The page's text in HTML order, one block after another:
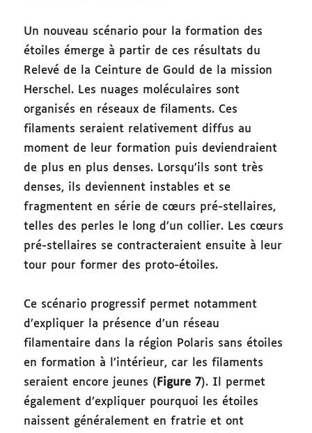
Un nouveau scénario pour la formation des
étoiles émerge à partir de ces résultats du
Relevé de la Ceinture de Gould de la mission
Herschel. Les nuages moléculaires sont
organisés en réseaux de filaments. Ces
filaments seraient relativement diffus au
moment de leur formation puis deviendraient
de plus en plus denses. Lorsqu’ils sont très
denses, ils deviennent instables et se
fragmentent en série de cœurs pré-stellaires,
telles des perles le long d’un collier. Les cœurs
pré-stellaires se contracteraient ensuite à leur
tour pour former des proto-étoiles.
Ce scénario progressif permet notamment
d’expliquer la présence d’un réseau
filamentaire dans la région Polaris sans étoiles
en formation à l’intérieur, car les filaments
seraient encore jeunes ( Figure 7). Il permet
également d’expliquer pourquoi les étoiles
naissent généralement en fratrie et ont